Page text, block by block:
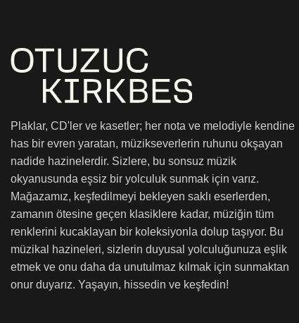
Plaklar, CD'ler ve kasetler; her nota ve melodiyle kendine
has bir evren yaratan, müzikseverlerin ruhunu okşayan
nadide hazinelerdir. Sizlere, bu sonsuz müzik
okyanusunda eşsiz bir yolculuk sunmak için varız.
Mağazamız, keşfedilmeyi bekleyen saklı eserlerden,
zamanın ötesine geçen klasiklere kadar, müziğin tüm
renklerini kucaklayan bir koleksiyonla dolup taşıyor. Bu
müzikal hazineleri, sizlerin duyusal yolculuğunuza eşlik
etmek ve onu daha da unutulmaz kılmak için sunmaktan
onur duyarız. Yaşayın, hissedin ve keşfedin!